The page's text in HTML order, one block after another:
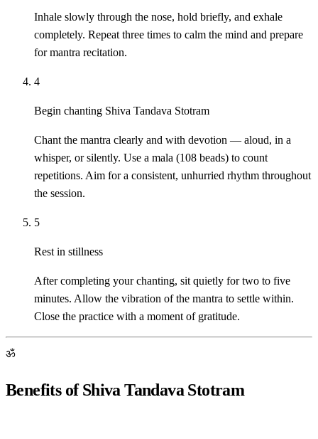
Inhale slowly through the nose, hold briefly, and exhale
completely. Repeat three times to calm the mind and prepare
for mantra recitation.
4
Begin chanting Shiva Tandava Stotram
Chant the mantra clearly and with devotion — aloud, in a
whisper, or silently. Use a mala (108 beads) to count
repetitions. Aim for a consistent, unhurried rhythm throughout
the session.
5
Rest in stillness
After completing your chanting, sit quietly for two to five
minutes. Allow the vibration of the mantra to settle within.
Close the practice with a moment of gratitude.
ॐ
Benefits of Shiva Tandava Stotram